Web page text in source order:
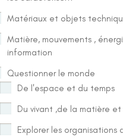
Matériaux et objets
Matière, mouvements ,
information
Questionner le monde
De l'espace et du temps
Du vivant ,de la matière
Explorer les organisations